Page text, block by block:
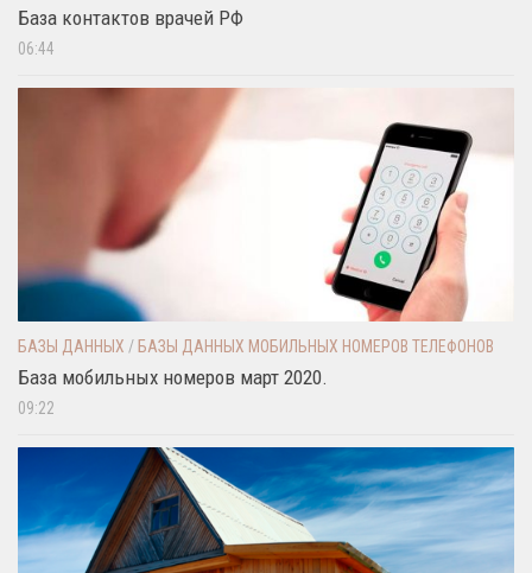
База контактов врачей РФ
06:44
БАЗЫ ДАННЫХ / БАЗЫ ДАННЫХ МОБИЛЬНЫХ НОМЕРОВ ТЕЛЕФОНОВ
База мобильных номеров март 2020.
09:22